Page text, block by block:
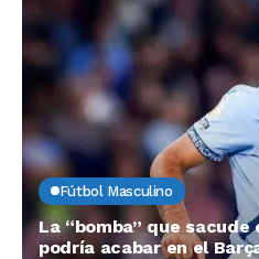
Fútbol Masculino
La “bomba” que sacude
podría acabar en el